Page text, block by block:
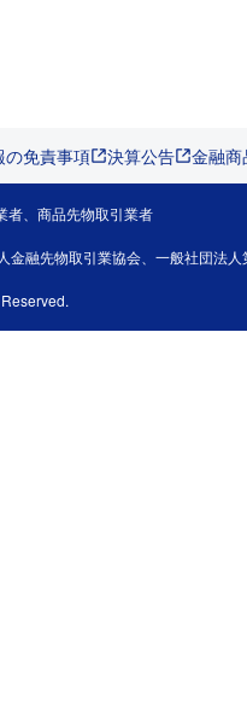
の免責事項 決算公告 金融
者、商品先物取引業者
金融先物取引業協会、一般社団法